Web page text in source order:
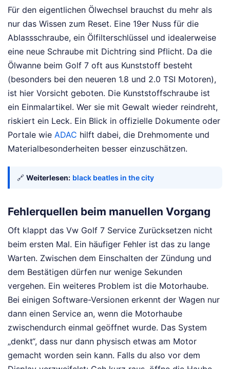
Für den eigentlichen Ölwechsel brauchst du mehr als
nur das Wissen zum Reset. Eine 19er Nuss für die
Ablassschraube, ein Ölfilterschlüssel und idealerweise
eine neue Schraube mit Dichtring sind Pflicht. Da die
Ölwanne beim Golf 7 oft aus Kunststoff besteht
(besonders bei den neueren 1.8 und 2.0 TSI Motoren),
ist hier Vorsicht geboten. Die Kunststoffschraube ist
ein Einmalartikel. Wer sie mit Gewalt wieder reindreht,
riskiert ein Leck. Ein Blick in offizielle Dokumente oder
Portale wie ADAC hilft dabei, die Drehmomente und
Materialbesonderheiten besser einzuschätzen.
🔗 Weiterlesen: black beatles in the city
Fehlerquellen beim manuellen Vorgang
Oft klappt das Vw Golf 7 Service Zurücksetzen nicht
beim ersten Mal. Ein häufiger Fehler ist das zu lange
Warten. Zwischen dem Einschalten der Zündung und
dem Bestätigen dürfen nur wenige Sekunden
vergehen. Ein weiteres Problem ist die Motorhaube.
Bei einigen Software-Versionen erkennt der Wagen nur
dann einen Service an, wenn die Motorhaube
zwischendurch einmal geöffnet wurde. Das System
„denkt“, dass nur dann physisch etwas am Motor
gemacht worden sein kann. Falls du also vor dem